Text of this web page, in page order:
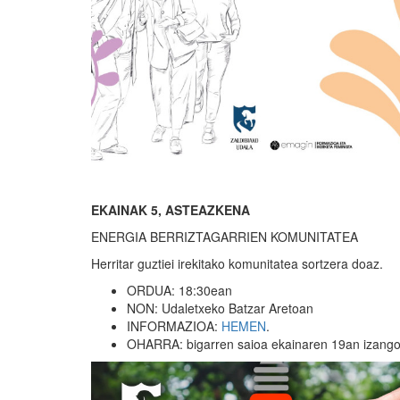
EKAINAK 5, ASTEAZKENA
ENERGIA BERRIZTAGARRIEN KOMUNITATEA
Herritar guztiei irekitako komunitatea sortzera doaz.
ORDUA: 18:30ean
NON: Udaletxeko Batzar Aretoan
INFORMAZIOA: HEMEN.
OHARRA: bigarren saioa ekainaren 19an